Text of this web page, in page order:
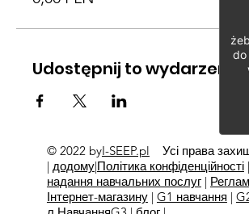
Udostępnij to wydarzenie
© 2022 byI-SEEP.pl
Усі права
| додому|Політика конфіденційності|
надання навчальних послуг|
Інтернет-магазину | G1 навчання |
do